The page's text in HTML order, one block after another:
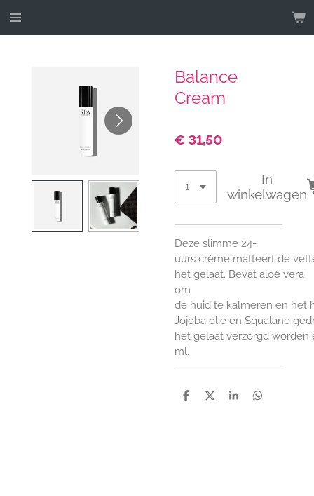
Ga
Balance
Cream
€ 31,50
In
winkelwagen
Deze slimme 24-
uurs crème matteert de
het gelaat. Bevat aloë vera
om
de huid te kalmeren en het
Jojoba olie en Squalane
het gelaat verzorgd worden
ml.
D
D
S
D